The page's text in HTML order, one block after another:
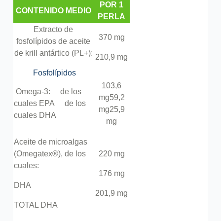
CONTENIDO MEDIO
POR 1
PERLA
Extracto de
fosfolípidos de aceite
de krill antártico (PL+):
Fosfolípidos
370 mg
210,9 mg
Omega-3:
de los
cuales EPA
de los
cuales DHA
103,6
mg59,2
mg25,9
mg
Aceite de microalgas
(Omegatex®), de los
cuales:
DHA
TOTAL DHA
220 mg
176 mg
201,9 mg